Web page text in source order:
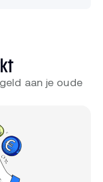
aan je oude